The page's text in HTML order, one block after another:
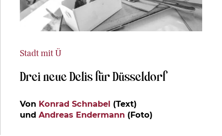
Stadt mit Ü
Drei neue Delis für Düsseldorf
Von Konrad Schnabel (Text)
und Andreas Endermann (Foto)